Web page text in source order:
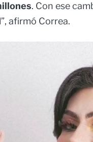
. Con ese
afirmó Correa.